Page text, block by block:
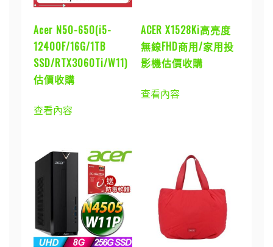
Acer N50-650(i5-
12400F/16G/1TB
SSD/RTX3060Ti/W11)
估價收購
查看內容
ACER X1528Ki高亮度
無線FHD商用/家用投
影機估價收購
查看內容